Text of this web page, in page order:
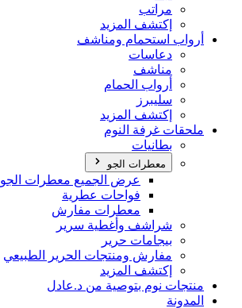
مراتب
إكتشف المزيد
أرواب استحمام ومناشف
دعاسات
مناشف
أرواب الحمام
سليبرز
إكتشف المزيد
ملحقات غرفة النوم
بطانيات
معطرات الجو
عرض الجميع معطرات الجو
فواحات عطرية
معطرات مفارش
شراشف وأغطية سرير
بيجامات حرير
مفارش ومنتجات الحرير الطبيعي
إكتشف المزيد
منتجات نوم بتوصية من د.عادل
المدونة